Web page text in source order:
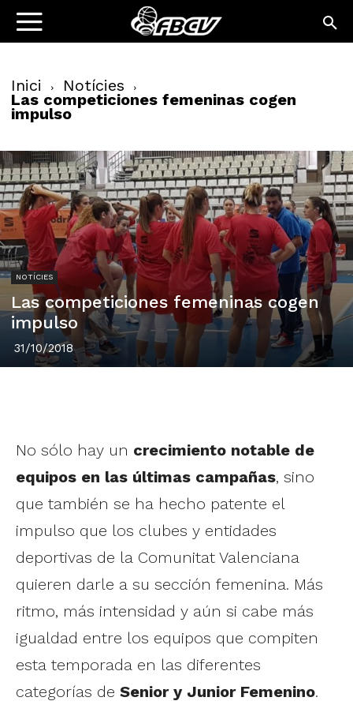
Inici Notícies
Las competiciones femeninas cogen
impulso
NOTÍCIES
Las competiciones femeninas cogen
impulso
31/10/2018
No sólo hay un crecimiento notable de
equipos en las últimas campañas, sino
que también se ha hecho patente el
impulso que los clubes y entidades
deportivas de la Comunitat Valenciana
quieren darle a su sección femenina. Más
ritmo, más intensidad y aún si cabe más
igualdad entre los equipos que compiten
esta temporada en las diferentes
categorías de Senior y Junior Femenino.